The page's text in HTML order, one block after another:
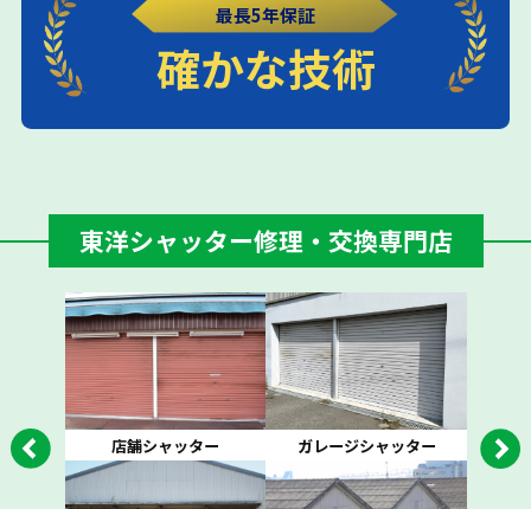
最長5年保証
確かな技術
東洋シャッター修理・交換専門店
店舗シャッター ガレージシャッター